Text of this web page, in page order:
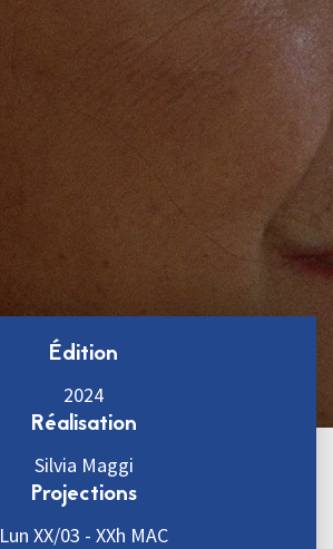
Édition
2024
Réalisation
Silvia Maggi
Projections
Lun XX/03 - XXh MAC